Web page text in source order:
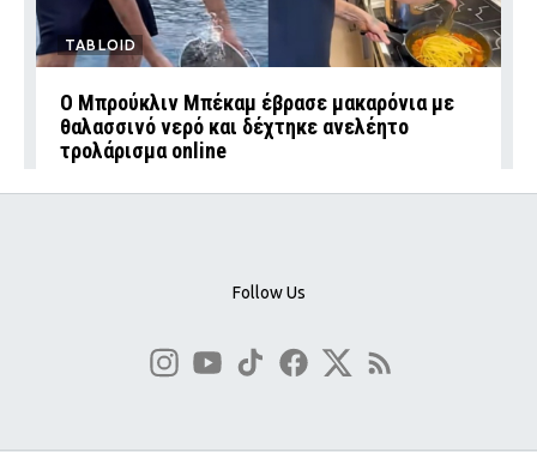
TABLOID
Ο Μπρούκλιν Μπέκαμ έβρασε μακαρόνια με
θαλασσινό νερό και δέχτηκε ανελέητο
τρολάρισμα online
Follow Us